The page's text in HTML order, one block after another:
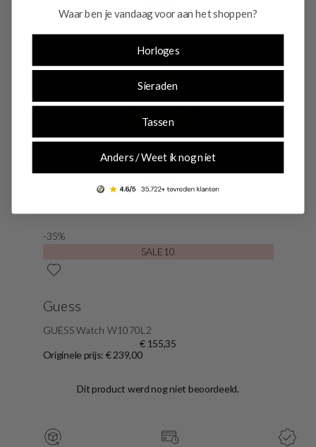
-35%
SALE10
Guess
GUESS Watch W1070L2
€ 155,35
Originele prijs: € 239,00
Waar ben je vandaag voor aan het shoppen?
Horloges
Sieraden
Tassen
Anders / Weet ik nog niet